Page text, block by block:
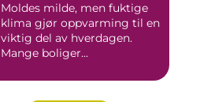
Moldes milde, men fuktige
klima gjør oppvarming til en
viktig del av hverdagen.
Mange boliger...